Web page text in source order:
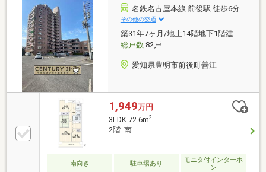
替え、コンロ新品、フローリング貼替え、網戸貼替
え、室内クリーニング、クッションフロア張替え、給
湯器交換、建具交換※司法書士は売主指定※修繕積立
金：2028年4月1日より改定予定（月額16000円平均）
名鉄名古屋本線 前後駅 徒歩6分
その他の交通
築31年7ヶ月/地上14階地下1階建
総戸数82戸
愛知県豊明市前後町善江
1,949万円
3LDK 72.6m2
2階 南
南向き 駐車場あり
モニタ付インターホ
ン